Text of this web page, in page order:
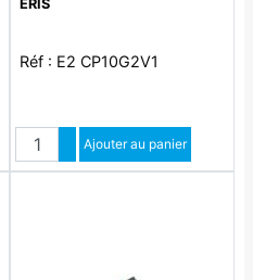
ERIS
Réf : E2 CP10G2V1
QuantitéAugmenter quantité
Diminuer quantité
Ajouter au panier